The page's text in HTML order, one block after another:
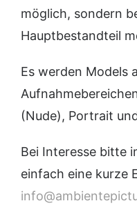
möglich, sondern
Hauptbestandteil
Es werden Models
(Nude), Portrait
Bei Interesse bitte
einfach eine kurze